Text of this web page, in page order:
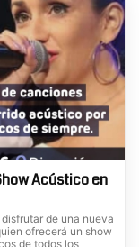
Acústico en
de una nueva
ofrecerá un show
de todos los